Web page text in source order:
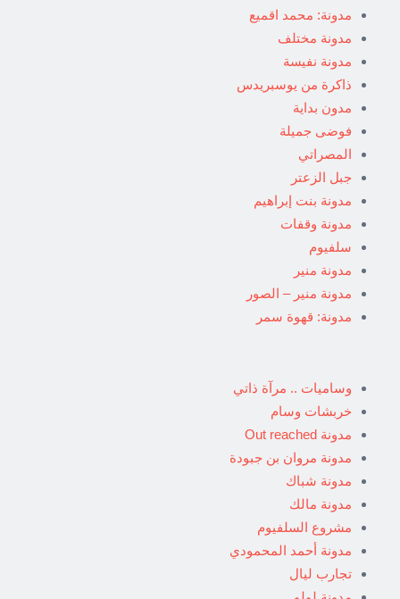
مدونة: محمد اقميع
مدونة مختلف
مدونة نفيسة
ذاكرة من يوسبريدس
مدون بداية
فوضى جميلة
المصراتي
جبل الزعتر
مدونة بنت إبراهيم
مدونة وقفات
سلفيوم
مدونة منير
مدونة منير – الصور
مدونة: قهوة سمر
وساميات .. مرآة ذاتي
خربشات وسام
مدونة Out reached
مدونة مروان بن جبودة
مدونة شباك
مدونة مالك
مشروع السلفيوم
مدونة أحمد المحمودي
تجارب ليال